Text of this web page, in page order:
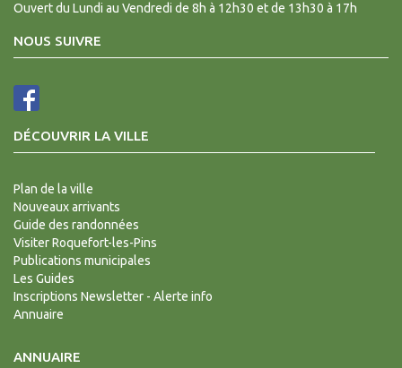
Ouvert du Lundi au Vendredi de 8h à 12h30 et de 13h30 à 17h
NOUS SUIVRE
DÉCOUVRIR LA VILLE
Plan de la ville
Nouveaux arrivants
Guide des randonnées
Visiter Roquefort-les-Pins
Publications municipales
Les Guides
Inscriptions Newsletter - Alerte info
Annuaire
ANNUAIRE